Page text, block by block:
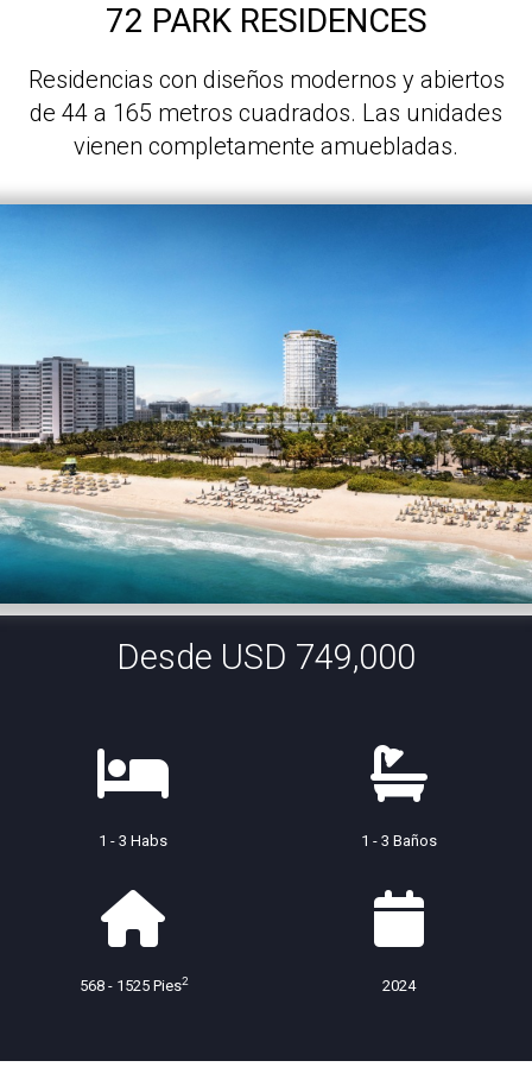
72 PARK RESIDENCES
Residencias con diseños modernos y abiertos
de 44 a 165 metros cuadrados. Las unidades
vienen completamente amuebladas.
Desde USD 749,000
1 - 3 Habs 1 - 3 Baños
568 - 1525 Pies2 2024